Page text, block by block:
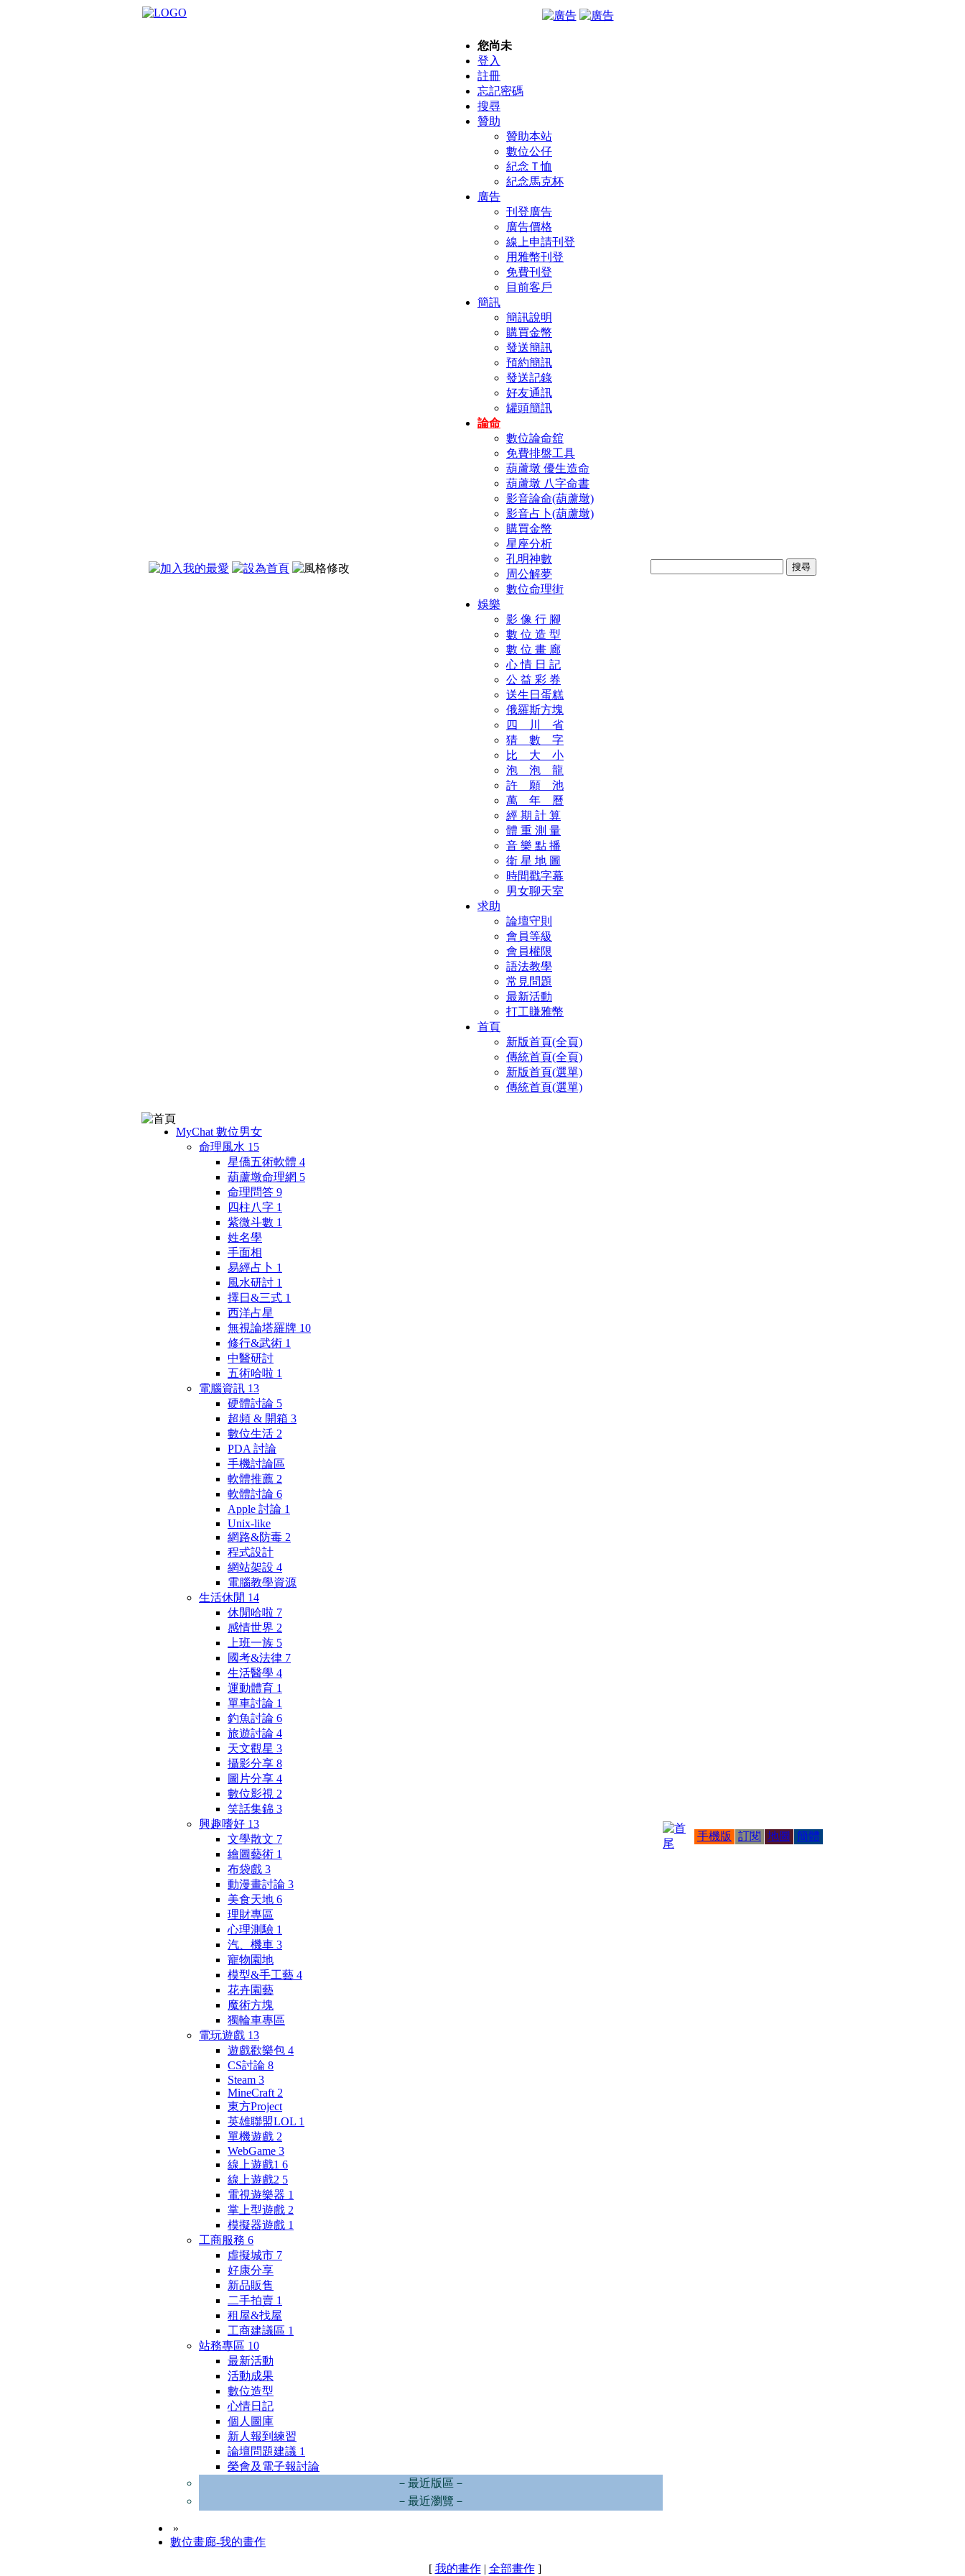
您尚未
登入
註冊
忘記密碼
搜尋
贊助
贊助本站
數位公仔
紀念Ｔ恤
紀念馬克杯
廣告
刊登廣告
廣告價格
線上申請刊登
用雅幣刊登
免費刊登
目前客戶
簡訊
簡訊說明
購買金幣
發送簡訊
預約簡訊
發送記錄
好友通訊
罐頭簡訊
論命
數位論命舘
免費排盤工具
葫蘆墩 優生造命
葫蘆墩 八字命書
影音論命(葫蘆墩)
影音占卜(葫蘆墩)
購買金幣
星座分析
孔明神數
周公解夢
數位命理街
娛樂
影 像 行 腳
數 位 造 型
數 位 畫 廊
心 情 日 記
公 益 彩 券
送生日蛋糕
俄羅斯方塊
四 川 省
猜 數 字
比 大 小
泡 泡 龍
許 願 池
萬 年 曆
經 期 計 算
體 重 測 量
音 樂 點 播
衛 星 地 圖
時間戳字幕
男女聊天室
求助
論壇守則
會員等級
會員權限
語法教學
常見問題
最新活動
打工賺雅幣
首頁
新版首頁(全頁)
傳統首頁(全頁)
新版首頁(選單)
傳統首頁(選單)
MyChat 數位男女
命理風水 15
星僑五術軟體 4
葫蘆墩命理網 5
命理問答 9
四柱八字 1
紫微斗數 1
姓名學
手面相
易經占卜 1
風水研討 1
擇日&三式 1
西洋占星
無視論塔羅牌 10
修行&武術 1
中醫研討
五術哈啦 1
電腦資訊 13
硬體討論 5
超頻 & 開箱 3
數位生活 2
PDA 討論
手機討論區
軟體推薦 2
軟體討論 6
Apple 討論 1
Unix-like
網路&防毒 2
程式設計
網站架設 4
電腦教學資源
生活休閒 14
休閒哈啦 7
感情世界 2
上班一族 5
國考&法律 7
生活醫學 4
運動體育 1
單車討論 1
釣魚討論 6
旅遊討論 4
天文觀星 3
攝影分享 8
圖片分享 4
數位影視 2
笑話集錦 3
興趣嗜好 13
文學散文 7
繪圖藝術 1
布袋戲 3
動漫畫討論 3
美食天地 6
理財專區
心理測驗 1
汽、機車 3
寵物園地
模型&手工藝 4
花卉園藝
魔術方塊
獨輪車專區
電玩遊戲 13
遊戲歡樂包 4
CS討論 8
Steam 3
MineCraft 2
東方Project
英雄聯盟LOL 1
單機遊戲 2
WebGame 3
線上遊戲1 6
線上遊戲2 5
電視遊樂器 1
掌上型遊戲 2
模擬器遊戲 1
工商服務 6
虛擬城市 7
好康分享
新品販售
二手拍賣 1
租屋&找屋
工商建議區 1
站務專區 10
最新活動
活動成果
數位造型
心情日記
個人圖庫
新人報到練習
論壇問題建議 1
榮會及電子報討論
－最近版區－
－最近瀏覽－
»
數位畫廊-我的畫作
手機版 訂閱 地圖 簡體
[ 我的畫作| 全部畫作]